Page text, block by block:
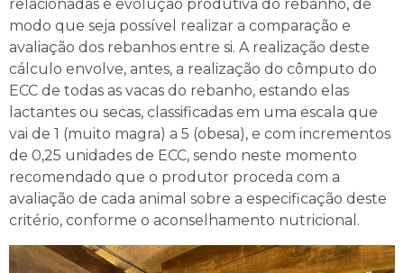
relacionadas e evolução produtiva do rebanho, de
modo que seja possível realizar a comparação e
avaliação dos rebanhos entre si. A realização deste
cálculo envolve, antes, a realização do cômputo do
ECC de todas as vacas do rebanho, estando elas
lactantes ou secas, classificadas em uma escala que
vai de 1 (muito magra) a 5 (obesa), e com incrementos
de 0,25 unidades de ECC, sendo neste momento
recomendado que o produtor proceda com a
avaliação de cada animal sobre a especificação deste
critério, conforme o aconselhamento nutricional.